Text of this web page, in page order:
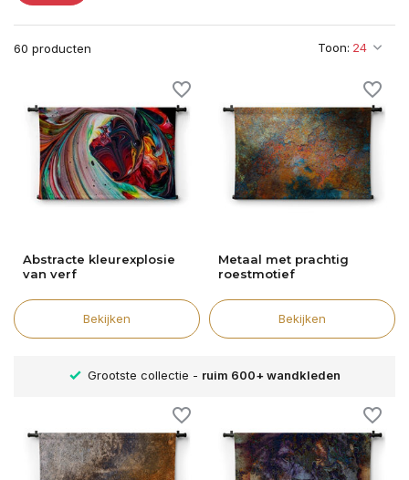
60 producten Toon:
Abstracte kleurexplosie
van verf
Bekijken
Metaal met prachtig
roestmotief
Bekijken
Verschillende formaten - altijd een passende maat